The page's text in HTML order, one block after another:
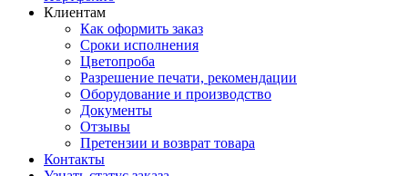
Клиентам
Как оформить заказ
Сроки исполнения
Цветопроба
Разрешение печати, рекомендации
Оборудование и производство
Документы
Отзывы
Претензии и возврат товара
Контакты